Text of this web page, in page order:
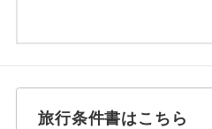
旅行条件書はこちら